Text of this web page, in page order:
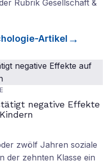
Rubrik Gesellschaft &
-Artikel
negative Effekte
zwölf Jahren soziale
der zehnten Klasse ein